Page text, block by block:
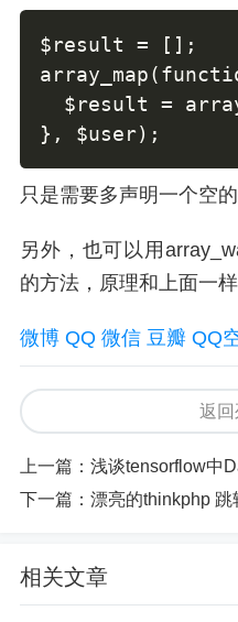
$result = [];
$result =
}, $user);
只是需要多声明一个空的
另外，也可以用
的方法，原理和上面一样
微博 QQ 微信 豆瓣 QQ
返回
上一篇： 浅谈tensorflow中
下一篇： 漂亮的thinkphp 跳
相关文章